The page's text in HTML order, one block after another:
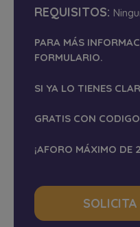
REQUISITOS:
PARA MÁS
FORMULARIO.
SI YA LO TIENES
GRATIS CON
¡AFORO MÁXIMO DE